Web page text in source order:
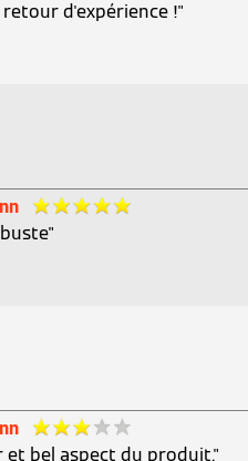
d'expérience !"
et bel aspect du produit."